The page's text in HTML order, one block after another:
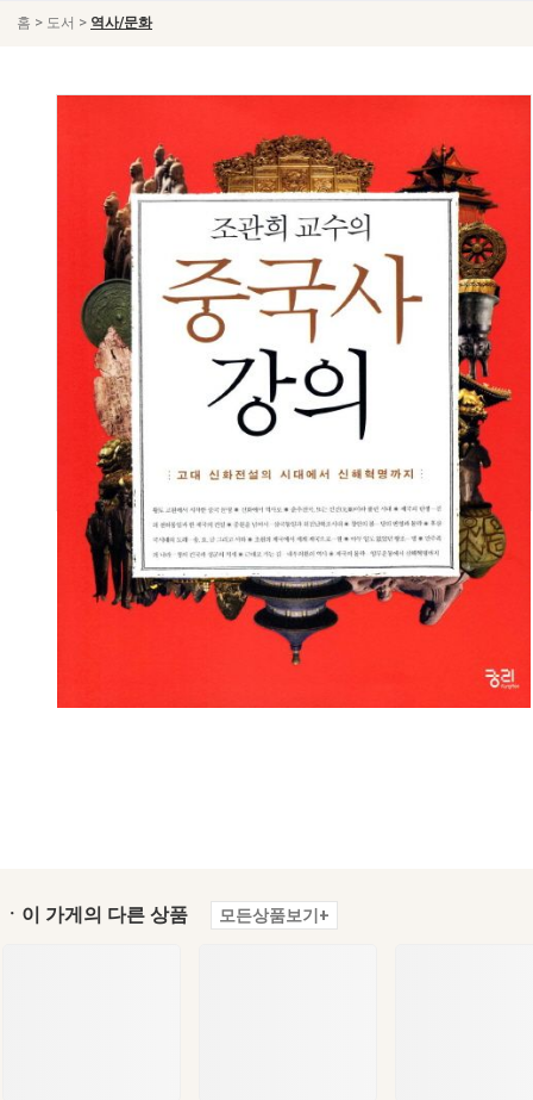
홈 > 도서 > 역사/문화
ㆍ이 가게의 다른 상품 모든상품보기+